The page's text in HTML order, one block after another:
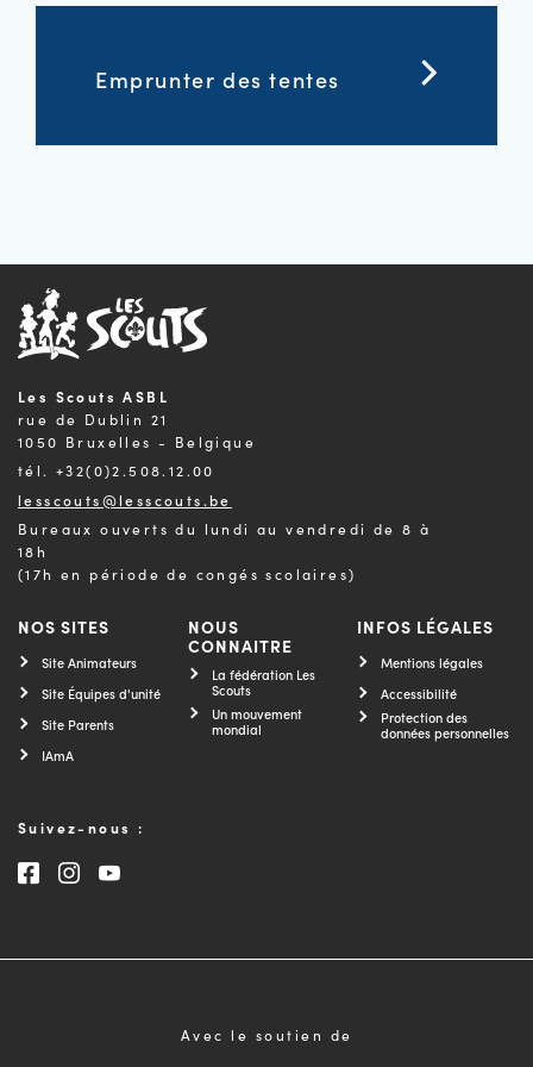
Emprunter des tentes
Les Scouts ASBL
rue de Dublin 21
1050 Bruxelles - Belgique
tél. +32(0)2.508.12.00
lesscouts@lesscouts.be
Bureaux ouverts du lundi au vendredi de 8 à
18h
(17h en période de congés scolaires)
NOS SITES
Site Animateurs
Site Équipes d'unité
Site Parents
IAmA
NOUS
CONNAITRE
La fédération Les
Scouts
Un mouvement
mondial
INFOS LÉGALES
Mentions légales
Accessibilité
Protection des
données personnelles
Suivez-nous :
Consultez notre page Facebook
Consultez notre page Instagram
Consultez notre chaîne Youtube
Avec le soutien de